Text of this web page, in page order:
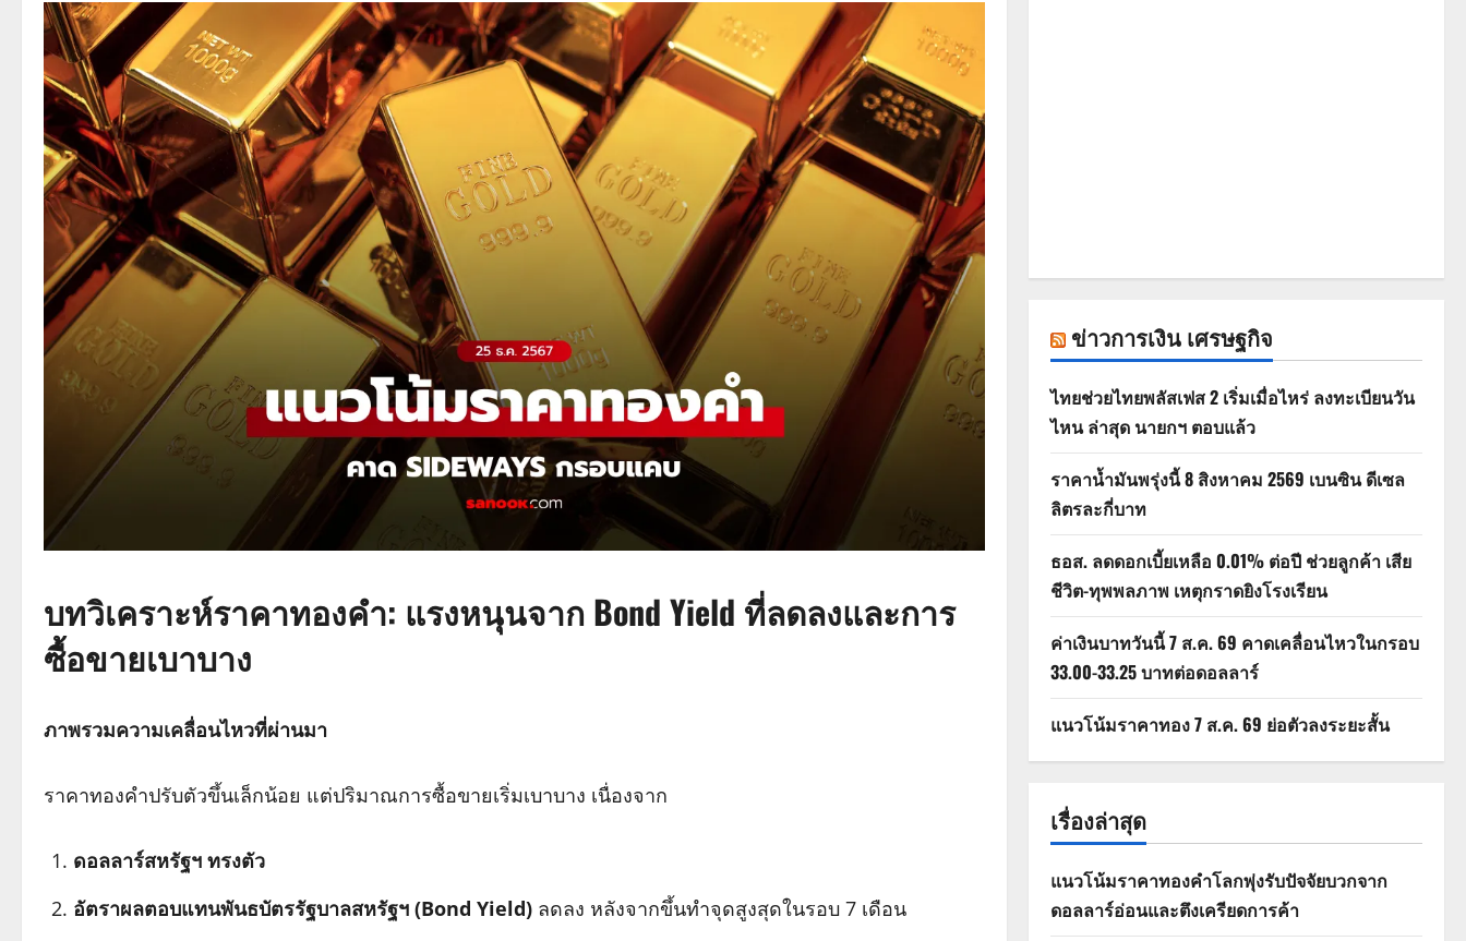
บทวิเคราะห์ราคาทองคำ: แรงหนุนจาก Bond Yield ที่ลดลงและการ
ซื้อขายเบาบาง
ภาพรวมความเคลื่อนไหวที่ผ่านมา
ราคาทองคำปรับตัวขึ้นเล็กน้อย แต่ปริมาณการซื้อขายเริ่มเบาบาง เนื่องจาก
ดอลลาร์สหรัฐฯ ทรงตัว
อัตราผลตอบแทนพันธบัตรรัฐบาลสหรัฐฯ (Bond Yield) ลดลง หลังจากขึ้นทำจุดสูงสุดในรอบ 7 เดือน
ข่าวการเงิน เศรษฐกิจ
ไทยช่วยไทยพลัสเฟส 2 เริ่มเมื่อไหร่ ลงทะเบียนวัน
ไหน ล่าสุด นายกฯ ตอบแล้ว
ราคาน้ำมันพรุ่งนี้ 8 สิงหาคม 2569 เบนซิน ดีเซล
ลิตรละกี่บาท
ธอส. ลดดอกเบี้ยเหลือ 0.01% ต่อปี ช่วยลูกค้า เสีย
ชีวิต-ทุพพลภาพ เหตุกราดยิงโรงเรียน
ค่าเงินบาทวันนี้ 7 ส.ค. 69 คาดเคลื่อนไหวในกรอบ
33.00-33.25 บาทต่อดอลลาร์
แนวโน้มราคาทอง 7 ส.ค. 69 ย่อตัวลงระยะสั้น
เรื่องล่าสุด
แนวโน้มราคาทองคำโลกพุ่งรับปัจจัยบวกจาก
ดอลลาร์อ่อนและตึงเครียดการค้า